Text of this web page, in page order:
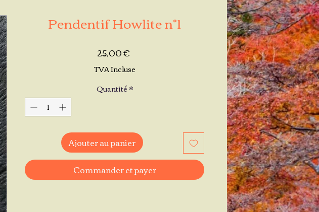
Pendentif Howlite n°1
25,00 €Prix
TVA Incluse
Quantité*
Ajouter au panier
Commander et payer